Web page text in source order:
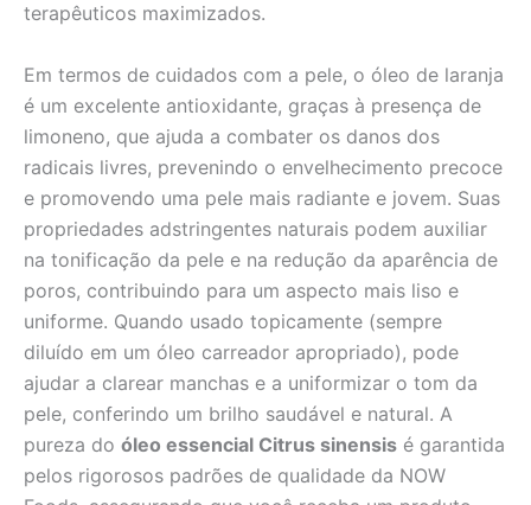
terapêuticos maximizados.
Em termos de cuidados com a pele, o óleo de laranja
é um excelente antioxidante, graças à presença de
limoneno, que ajuda a combater os danos dos
radicais livres, prevenindo o envelhecimento precoce
e promovendo uma pele mais radiante e jovem. Suas
propriedades adstringentes naturais podem auxiliar
na tonificação da pele e na redução da aparência de
poros, contribuindo para um aspecto mais liso e
uniforme. Quando usado topicamente (sempre
diluído em um óleo carreador apropriado), pode
ajudar a clarear manchas e a uniformizar o tom da
pele, conferindo um brilho saudável e natural. A
pureza do óleo essencial Citrus sinensis é garantida
pelos rigorosos padrões de qualidade da NOW